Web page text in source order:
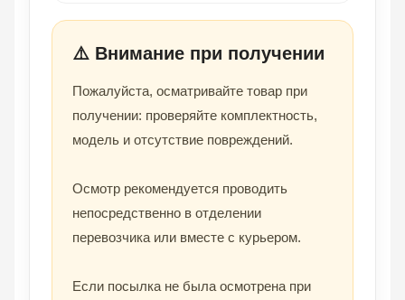
⚠️ Внимание при получении
Пожалуйста, осматривайте товар при
получении: проверяйте комплектность,
модель и отсутствие повреждений.
Осмотр рекомендуется проводить
непосредственно в отделении
перевозчика или вместе с курьером.
Если посылка не была осмотрена при